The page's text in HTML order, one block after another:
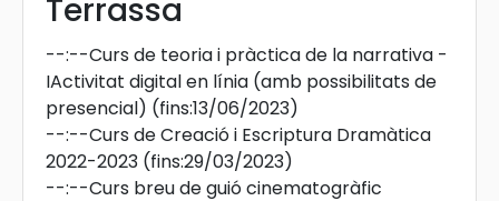
Terrassa
--:--Curs de teoria i pràctica de la narrativa -
IActivitat digital en línia (amb possibilitats de
presencial) (fins:13/06/2023)
--:--Curs de Creació i Escriptura Dramàtica
2022-2023 (fins:29/03/2023)
--:--Curs breu de guió cinematogràfic